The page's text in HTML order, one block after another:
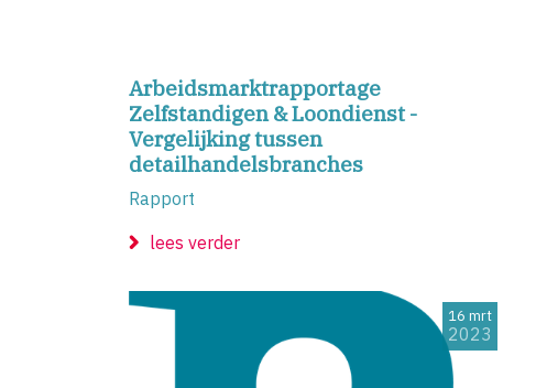
Arbeidsmarktrapportage
Zelfstandigen & Loondienst -
Vergelijking tussen
detailhandelsbranches
Rapport
lees verder
16 mrt
2023